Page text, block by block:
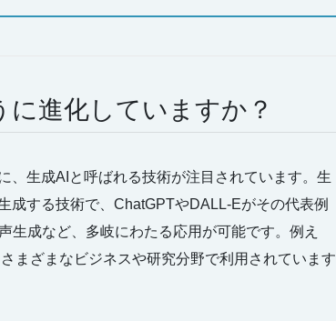
進化していますか？
、生成AIと呼ばれる技術が注目されています。生
成する技術で、ChatGPTやDALL-Eがその代表例
生成など、多岐にわたる応用が可能です。例え
まざまなビジネスや研究分野で利用されています